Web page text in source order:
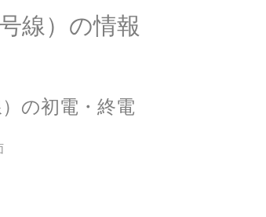
線）の情報
の初電・終電